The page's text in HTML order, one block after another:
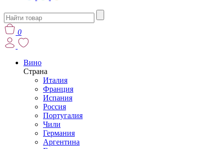
0
Вино
Страна
Италия
Франция
Испания
Россия
Португалия
Чили
Германия
Аргентина